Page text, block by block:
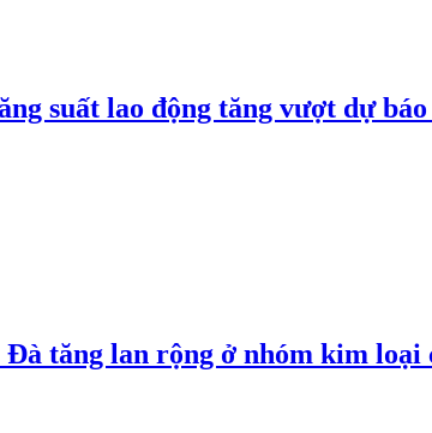
suất lao động tăng vượt dự
tăng lan rộng ở nhóm kim loại